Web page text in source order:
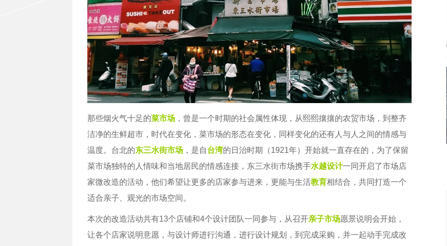
那些烟火气十足的菜市场，曾是一个时期的社会属性体现，从熙熙攘攘的农贸市场，到整齐
洁净的生鲜超市，时代在变化，菜市场的形态在变化，同样变化的还有人与人之间的情感与
温度。台北的东三水街市场，是自台湾的日治时期（1921年）开始就一直存在的，为了保留
菜市场独特的人情味和当地居民的情感连接，东三水街市场携手水越设计一同开启了市场店
家微改造的活动，他们希望让更多的店家参与进来，更能与生活教育相结合，共同打造一个
适合亲子、观光的市场空间。
本次的改造活动共有13个店铺和4个设计团队一同参与，从召开亲子市场愿景说明会开始，
让各个店家说明意愿，与设计师进行沟通，进行设计规划，到完成采购，并一起动手完成改